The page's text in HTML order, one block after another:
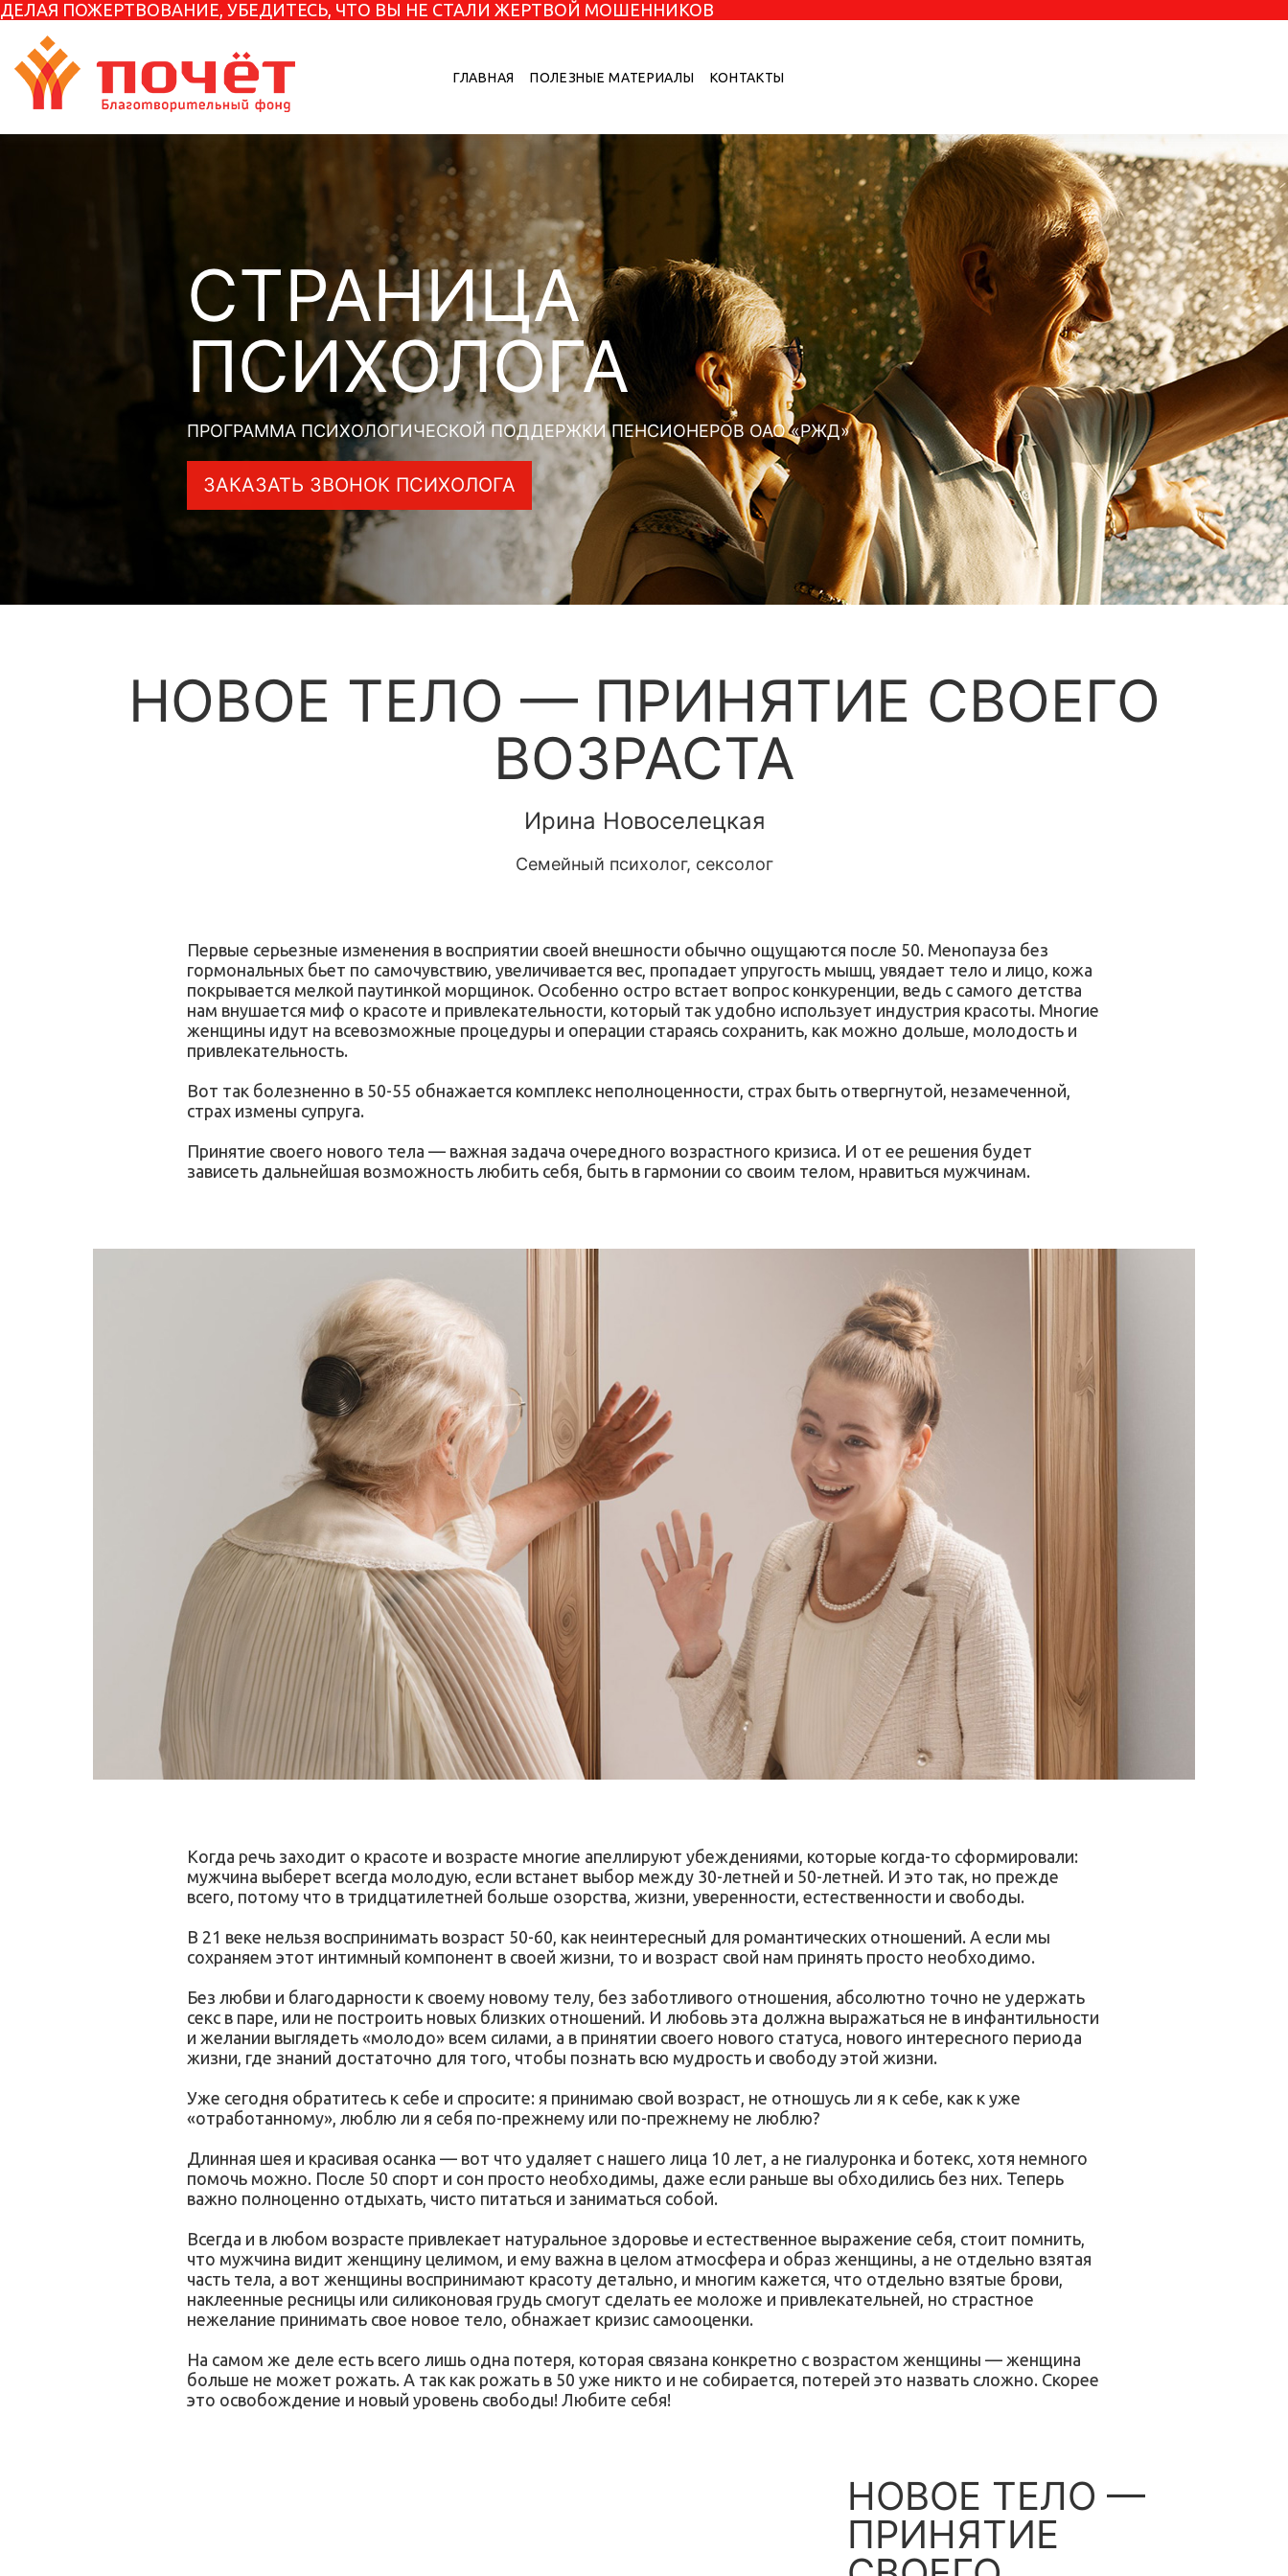
ДЕЛАЯ ПОЖЕРТВОВАНИЕ, УБЕДИТЕСЬ, ЧТО ВЫ НЕ СТАЛИ ЖЕРТВОЙ МОШЕННИКОВ
ГЛАВНАЯ ПОЛЕЗНЫЕ МАТЕРИАЛЫ КОНТАКТЫ
СТРАНИЦА
ПСИХОЛОГА
ПРОГРАММА ПСИХОЛОГИЧЕСКОЙ ПОДДЕРЖКИ ПЕНСИОНЕРОВ ОАО «РЖД»
ЗАКАЗАТЬ ЗВОНОК ПСИХОЛОГА
НОВОЕ ТЕЛО — ПРИНЯТИЕ СВОЕГО
ВОЗРАСТА
Ирина Новоселецкая
Семейный психолог, сексолог
Первые серьезные изменения в восприятии своей внешности обычно ощущаются после 50. Менопауза без
гормональных бьет по самочувствию, увеличивается вес, пропадает упругость мышц, увядает тело и лицо, кожа
покрывается мелкой паутинкой морщинок. Особенно остро встает вопрос конкуренции, ведь с самого детства
нам внушается миф о красоте и привлекательности, который так удобно использует индустрия красоты. Многие
женщины идут на всевозможные процедуры и операции стараясь сохранить, как можно дольше, молодость и
привлекательность.
Вот так болезненно в 50-55 обнажается комплекс неполноценности, страх быть отвергнутой, незамеченной,
страх измены супруга.
Принятие своего нового тела — важная задача очередного возрастного кризиса. И от ее решения будет
зависеть дальнейшая возможность любить себя, быть в гармонии со своим телом, нравиться мужчинам.
Когда речь заходит о красоте и возрасте многие апеллируют убеждениями, которые когда-то сформировали:
мужчина выберет всегда молодую, если встанет выбор между 30-летней и 50-летней. И это так, но прежде
всего, потому что в тридцатилетней больше озорства, жизни, уверенности, естественности и свободы.
В 21 веке нельзя воспринимать возраст 50-60, как неинтересный для романтических отношений. А если мы
сохраняем этот интимный компонент в своей жизни, то и возраст свой нам принять просто необходимо.
Без любви и благодарности к своему новому телу, без заботливого отношения, абсолютно точно не удержать
секс в паре, или не построить новых близких отношений. И любовь эта должна выражаться не в инфантильности
и желании выглядеть «молодо» всем силами, а в принятии своего нового статуса, нового интересного периода
жизни, где знаний достаточно для того, чтобы познать всю мудрость и свободу этой жизни.
Уже сегодня обратитесь к себе и спросите: я принимаю свой возраст, не отношусь ли я к себе, как к уже
«отработанному», люблю ли я себя по-прежнему или по-прежнему не люблю?
Длинная шея и красивая осанка — вот что удаляет с нашего лица 10 лет, а не гиалуронка и ботекс, хотя немного
помочь можно. После 50 спорт и сон просто необходимы, даже если раньше вы обходились без них. Теперь
важно полноценно отдыхать, чисто питаться и заниматься собой.
Всегда и в любом возрасте привлекает натуральное здоровье и естественное выражение себя, стоит помнить,
что мужчина видит женщину целимом, и ему важна в целом атмосфера и образ женщины, а не отдельно взятая
часть тела, а вот женщины воспринимают красоту детально, и многим кажется, что отдельно взятые брови,
наклеенные ресницы или силиконовая грудь смогут сделать ее моложе и привлекательней, но страстное
нежелание принимать свое новое тело, обнажает кризис самооценки.
На самом же деле есть всего лишь одна потеря, которая связана конкретно с возрастом женщины — женщина
больше не может рожать. А так как рожать в 50 уже никто и не собирается, потерей это назвать сложно. Скорее
это освобождение и новый уровень свободы! Любите себя!
НОВОЕ ТЕЛО —
ПРИНЯТИЕ